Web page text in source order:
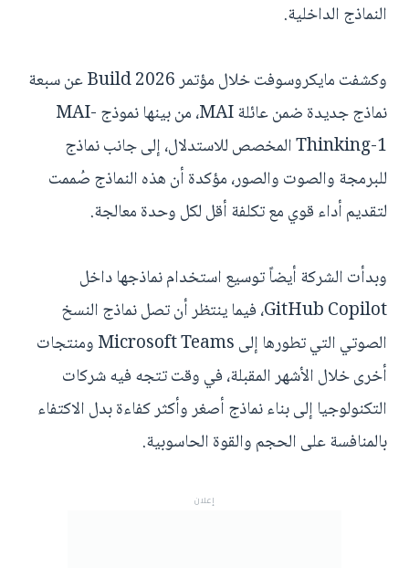
النماذج الداخلية.
وكشفت مايكروسوفت خلال مؤتمر Build 2026 عن سبعة
نماذج جديدة ضمن عائلة MAI، من بينها نموذج MAI-
Thinking-1 المخصص للاستدلال، إلى جانب نماذج
للبرمجة والصوت والصور، مؤكدة أن هذه النماذج صُممت
لتقديم أداء قوي مع تكلفة أقل لكل وحدة معالجة.
وبدأت الشركة أيضاً توسيع استخدام نماذجها داخل
GitHub Copilot، فيما ينتظر أن تصل نماذج النسخ
الصوتي التي تطورها إلى Microsoft Teams ومنتجات
أخرى خلال الأشهر المقبلة، في وقت تتجه فيه شركات
التكنولوجيا إلى بناء نماذج أصغر وأكثر كفاءة بدل الاكتفاء
بالمنافسة على الحجم والقوة الحاسوبية.
إعلان